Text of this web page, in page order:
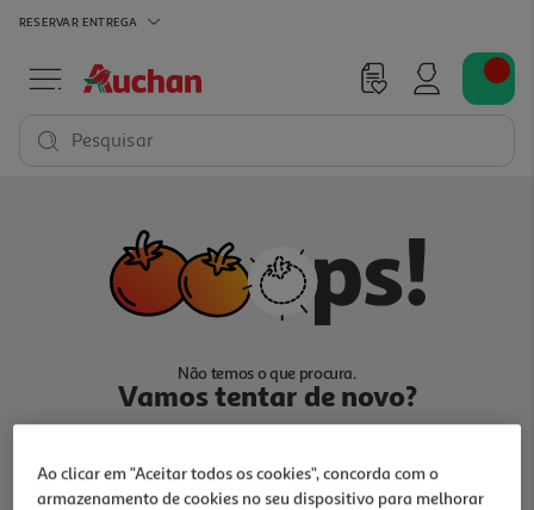
RESERVAR ENTREGA
Pesquisar
Não temos o que procura.
Vamos tentar de novo?
Ao clicar em "Aceitar todos os cookies", concorda com o
armazenamento de cookies no seu dispositivo para melhorar